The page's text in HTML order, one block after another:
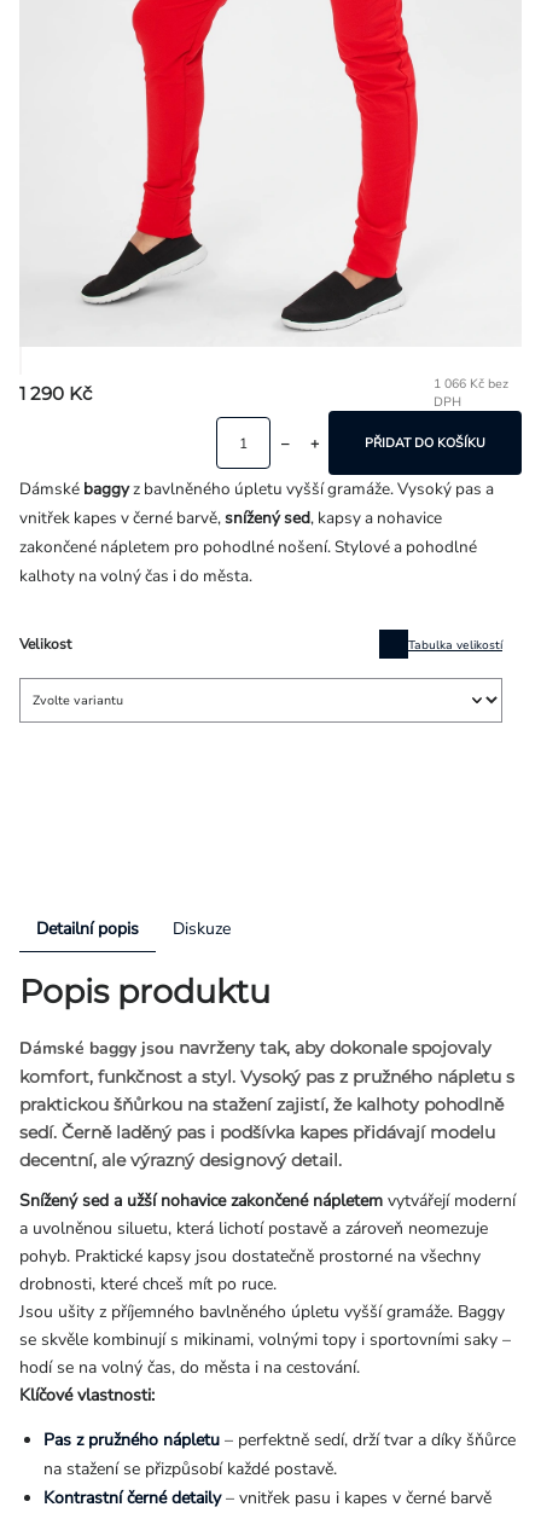
1 290 Kč
1 066 Kč bez
DPH
Velikost Tabulka velikostí
PŘIDAT DO KOŠÍKU
Dámské baggyz bavlněného úpletu vyšší gramáže. Vysoký pas a
vnitřek kapes v černé barvě,snížený sed, kapsy a nohavice
zakončené nápletem pro pohodlné nošení. Stylové a pohodlné
kalhoty na volný čas i do města.
Detailní popis Diskuze
Popis produktu
Dámské baggy jsou navrženy tak, aby dokonale spojovaly
komfort, funkčnost a styl. Vysoký pas z pružného nápletu s
praktickou šňůrkou na staženízajistí, že kalhoty pohodlně
sedí. Černě laděný pas i podšívka kapes přidávají modelu
decentní, ale výrazný designový detail.
Snížený sed a užší nohavice zakončené nápletem vytvářejí moderní
a uvolněnou siluetu, která lichotí postavě a zároveň neomezuje
pohyb. Praktické kapsy jsou dostatečně prostorné na všechny
drobnosti, které chceš mít po ruce.
Jsou ušity z příjemného bavlněného úpletu vyšší gramáže. Baggy
se skvěle kombinují s mikinami, volnými topy i sportovními saky –
hodí se na volný čas, do města i na cestování.
Klíčové vlastnosti:
Pas z pružného nápletu – perfektně sedí, drží tvar a díky šňůrce
na stažení se přizpůsobí každé postavě.
Kontrastní černé detaily– vnitřek pasu i kapes v černé barvě